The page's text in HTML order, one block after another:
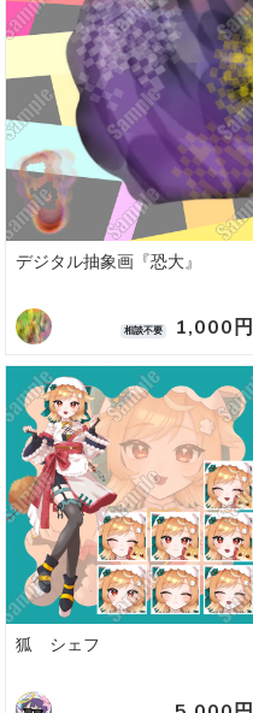
デジタル抽象画『恐大』
相談不要 1,000円
狐 シェフ